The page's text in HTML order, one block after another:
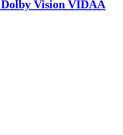
Vision VIDAA